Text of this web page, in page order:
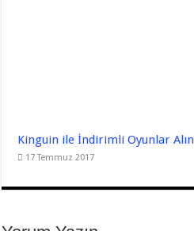
Kinguin ile İndirimli Oyunlar Alın
17 Temmuz 2017